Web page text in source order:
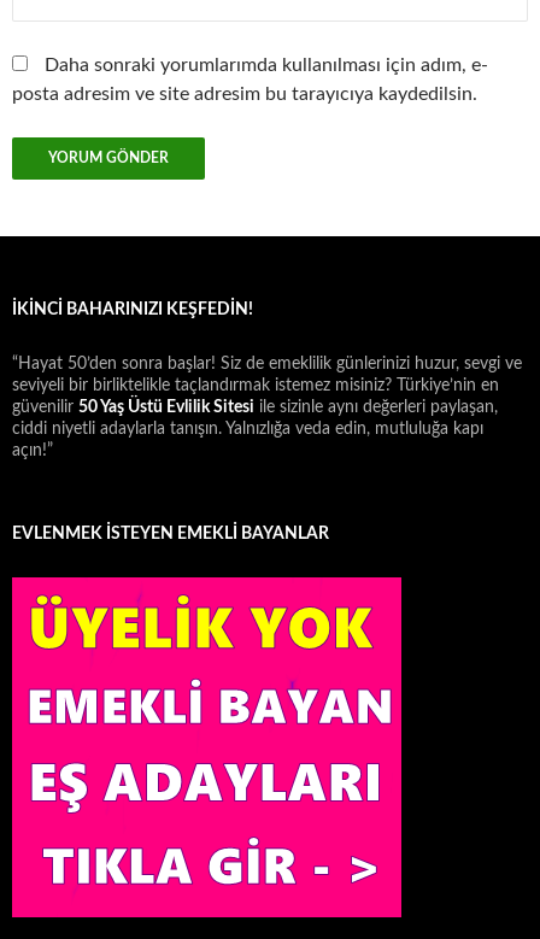
Daha sonraki yorumlarımda kullanılması için adım, e-
posta adresim ve site adresim bu tarayıcıya kaydedilsin.
İKINCI BAHARINIZI KEŞFEDIN!
“Hayat 50’den sonra başlar! Siz de emeklilik günlerinizi huzur, sevgi ve
seviyeli bir birliktelikle taçlandırmak istemez misiniz? Türkiye’nin en
güvenilir 50 Yaş Üstü Evlilik Sitesi ile sizinle aynı değerleri paylaşan,
ciddi niyetli adaylarla tanışın. Yalnızlığa veda edin, mutluluğa kapı
açın!”
EVLENMEK İSTEYEN EMEKLİ BAYANLAR